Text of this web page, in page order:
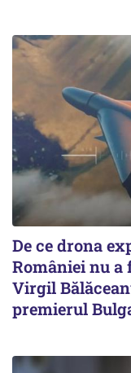
De ce drona
României nu a
Virgil
premierul